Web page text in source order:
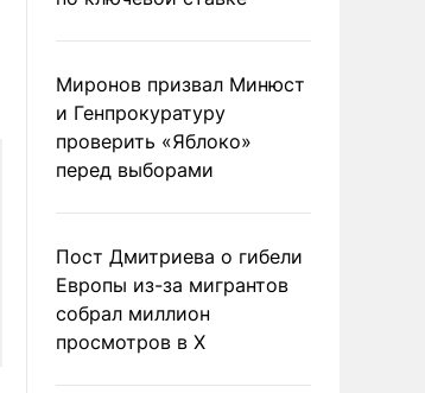
Миронов призвал Минюст
и Генпрокуратуру
проверить «Яблоко»
перед выборами
Пост Дмитриева о гибели
Европы из-за мигрантов
собрал миллион
просмотров в X